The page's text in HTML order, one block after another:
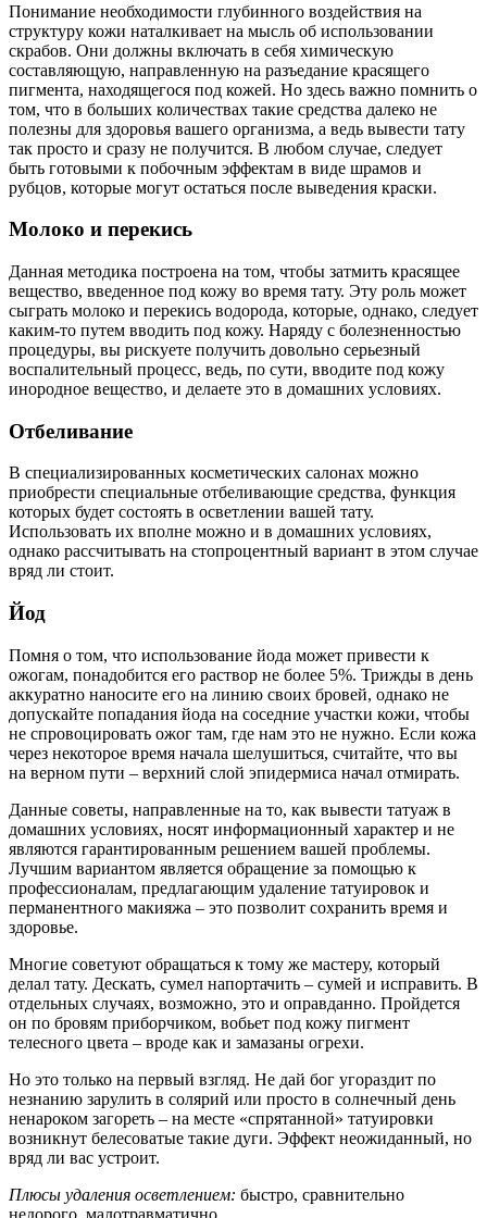
Понимание необходимости глубинного воздействия на
структуру кожи наталкивает на мысль об использовании
скрабов. Они должны включать в себя химическую
составляющую, направленную на разъедание красящего
пигмента, находящегося под кожей. Но здесь важно помнить о
том, что в больших количествах такие средства далеко не
полезны для здоровья вашего организма, а ведь вывести тату
так просто и сразу не получится. В любом случае, следует
быть готовыми к побочным эффектам в виде шрамов и
рубцов, которые могут остаться после выведения краски.
Молоко и перекись
Данная методика построена на том, чтобы затмить красящее
вещество, введенное под кожу во время тату. Эту роль может
сыграть молоко и перекись водорода, которые, однако, следует
каким-то путем вводить под кожу. Наряду с болезненностью
процедуры, вы рискуете получить довольно серьезный
воспалительный процесс, ведь, по сути, вводите под кожу
инородное вещество, и делаете это в домашних условиях.
Отбеливание
В специализированных косметических салонах можно
приобрести специальные отбеливающие средства, функция
которых будет состоять в осветлении вашей тату.
Использовать их вполне можно и в домашних условиях,
однако рассчитывать на стопроцентный вариант в этом случае
вряд ли стоит.
Йод
Помня о том, что использование йода может привести к
ожогам, понадобится его раствор не более 5%. Трижды в день
аккуратно наносите его на линию своих бровей, однако не
допускайте попадания йода на соседние участки кожи, чтобы
не спровоцировать ожог там, где нам это не нужно. Если кожа
через некоторое время начала шелушиться, считайте, что вы
на верном пути – верхний слой эпидермиса начал отмирать.
Данные советы, направленные на то, как вывести татуаж в
домашних условиях, носят информационный характер и не
являются гарантированным решением вашей проблемы.
Лучшим вариантом является обращение за помощью к
профессионалам, предлагающим удаление татуировок и
перманентного макияжа – это позволит сохранить время и
здоровье.
Многие советуют обращаться к тому же мастеру, который
делал тату. Дескать, сумел напортачить – сумей и исправить. В
отдельных случаях, возможно, это и оправданно. Пройдется
он по бровям приборчиком, вобьет под кожу пигмент
телесного цвета – вроде как и замазаны огрехи.
Но это только на первый взгляд. Не дай бог угораздит по
незнанию зарулить в солярий или просто в солнечный день
ненароком загореть – на месте «спрятанной» татуировки
возникнут белесоватые такие дуги. Эффект неожиданный, но
вряд ли вас устроит.
Плюсы удаления осветлением: быстро, сравнительно
недорого, малотравматично